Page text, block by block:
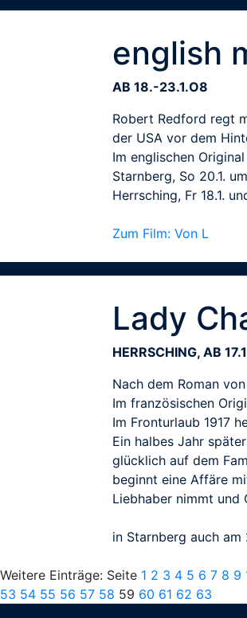
english
AB 18.-23.1.O8
Robert Redford regt
der USA vor dem
Im englischen
Starnberg, So 20.1.
Herrsching, Fr 18.1.
Zum Film: Von L
Lady
HERRSCHING, AB
Nach dem Roman
Im französischen
Im Fronturlaub 1917
Ein halbes Jahr
glücklich auf dem
beginnt eine Affäre
Liebhaber nimmt und
in Starnberg auch am
Weitere Einträge: Seite 1 2 3 4 5 6 7 8 9
53 54 55 56 57 58 59 60 61 62 63